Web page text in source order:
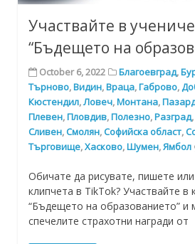
Участвайте в
“Бъдещето на
October 6, 2022 Благоевград,
Търново,Видин,Враца,Габрово,
Кюстендил,Ловеч,Монтана,
Плевен,Пловдив,Полезно,Разград,
Сливен,Смолян,Софийска област,
Търговище,Хасково,Шумен,Ямбол
Обичате да рисувате, пишете
клипчета в TikTok? Участвайте в
“Бъдещето на образованието” и
спечелите страхотни награди от